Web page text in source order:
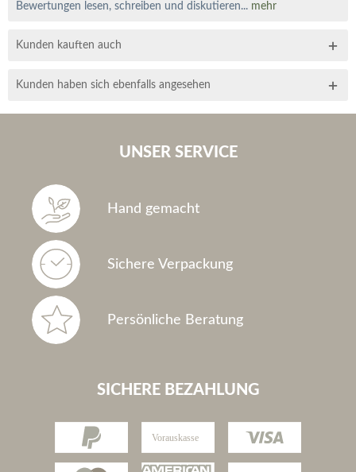
Bewertungen lesen, schreiben und diskutieren... mehr
Kunden kauften auch
Kunden haben sich ebenfalls angesehen
UNSER SERVICE
Hand gemacht
Sichere Verpackung
Persönliche Beratung
SICHERE BEZAHLUNG